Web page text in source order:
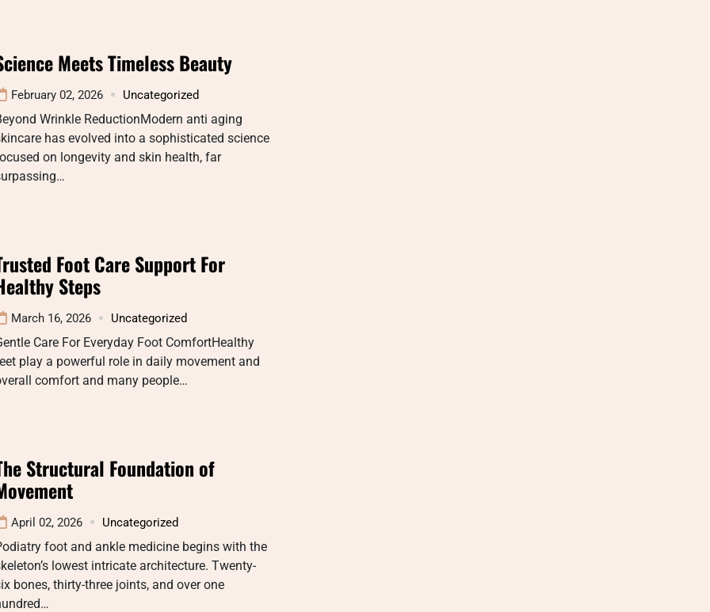
Meets Timeless Beauty
February 02, 2026 Uncategorized
Wrinkle ReductionModern anti aging
has evolved into a sophisticated science
on longevity and skin health, far
Foot Care Support For
Steps
March 16, 2026 Uncategorized
Care For Everyday Foot ComfortHealthy
play a powerful role in daily movement and
comfort and many people…
Structural Foundation of
April 02, 2026 Uncategorized
foot and ankle medicine begins with the
lowest intricate architecture. Twenty-
bones, thirty-three joints, and over one